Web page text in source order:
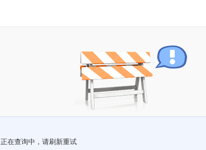
正在查询中，请刷新重试